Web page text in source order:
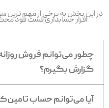
در این بخش به برخی از مهم ترین
افزار حسابداری فست فود
چطور می‌توانم فروش
گزارش بگیرم؟
آیا می‌توانم حساب